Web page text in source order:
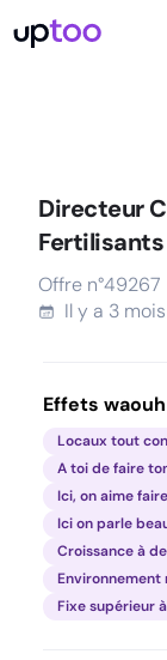
Directeur
Offre n°49267
Il y a 3 mois
Effets waouh
Locaux tout
A toi de faire
Ici, on aime
Ici on parle
Croissance à
Fixe supérieur